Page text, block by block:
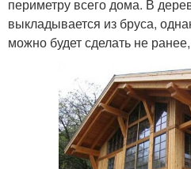
периметру всего дома. В
выкладывается из бруса,
можно будет сделать не